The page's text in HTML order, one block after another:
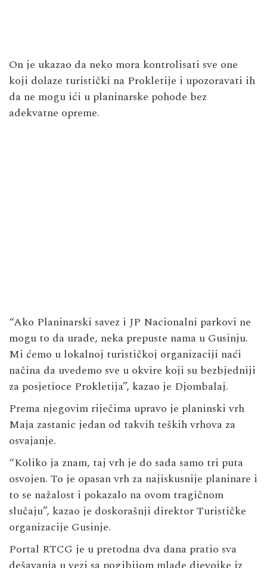
On je ukazao da neko mora kontrolisati sve one
koji dolaze turistički na Prokletije i upozoravati ih
da ne mogu ići u planinarske pohode bez
adekvatne opreme.
“Ako Planinarski savez i JP Nacionalni parkovi ne
mogu to da urade, neka prepuste nama u Gusinju.
Mi ćemo u lokalnoj turističkoj organizaciji naći
načina da uvedemo sve u okvire koji su bezbjedniji
za posjetioce Prokletija”, kazao je Djombalaj.
Prema njegovim riječima upravo je planinski vrh
Maja zastanic jedan od takvih teških vrhova za
osvajanje.
“Koliko ja znam, taj vrh je do sada samo tri puta
osvojen. To je opasan vrh za najiskusnije planinare i
to se nažalost i pokazalo na ovom tragičnom
slučaju”, kazao je doskorašnji direktor Turističke
organizacije Gusinje.
Portal RTCG je u pretodna dva dana pratio sva